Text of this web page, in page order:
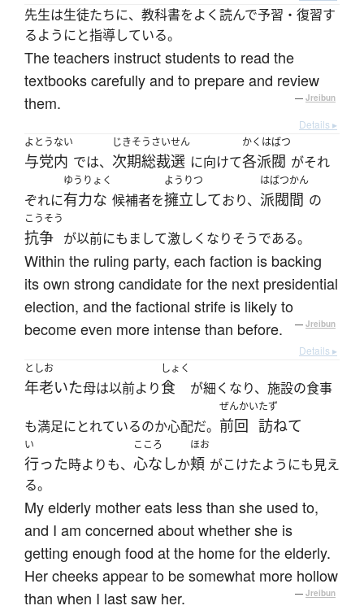
先生は生徒たちに、教科書をよく読んで予習・復習す
るようにと指導している。
The teachers instruct students to read the
textbooks carefully and to prepare and review
them.
— Jreibun
Details ▸
よとうない
与党内 では、
じきそうさいせん
次期総裁選 に向けて
かくはばつ
各派閥 がそれ
ぞれに
ゆうりょく
有力な 候補者を
ようりつ
擁立しており、
はばつかん
派閥間 の
こうそう
抗争 が以前にもまして激しくなりそうである。
Within the ruling party, each faction is backing
its own strong candidate for the next presidential
election, and the factional strife is likely to
become even more intense than before.
— Jreibun
Details ▸
としお
年老いた母は以前より
しょく
食 が細くなり、施設の食事
も満足にとれているのか心配だ。
ぜんかい
前回
たず
訪ねて
い
行った時よりも、
こころ
心なしか
ほお
頬 がこけたようにも見え
る。
My elderly mother eats less than she used to,
and I am concerned about whether she is
getting enough food at the home for the elderly.
Her cheeks appear to be somewhat more hollow
than when I last saw her.
— Jreibun